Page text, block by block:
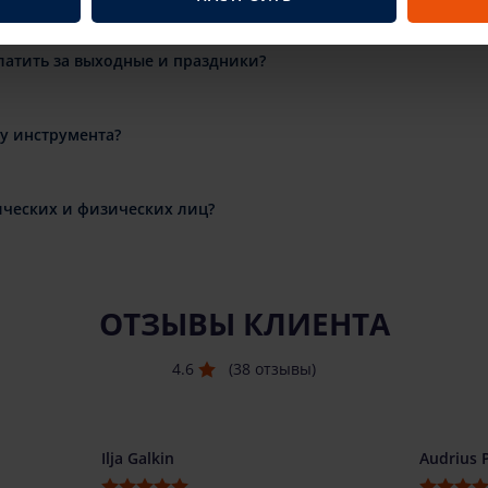
за выходные и праздники?
инструмента?
и физических лиц?
ОТЗЫВЫ КЛИЕНТА
4.6 (38 отзывы)
Ilja Galkin Audrius